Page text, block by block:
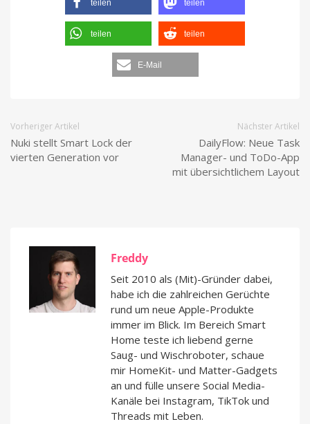
teilen teilen
teilen teilen
E-Mail
Vorheriger Artikel
Nuki stellt Smart Lock der
vierten Generation vor
Nächster Artikel
DailyFlow: Neue Task
Manager- und ToDo-App
mit übersichtlichem Layout
Freddy
Seit 2010 als (Mit)-Gründer dabei,
habe ich die zahlreichen Gerüchte
rund um neue Apple-Produkte
immer im Blick. Im Bereich Smart
Home teste ich liebend gerne
Saug- und Wischroboter, schaue
mir HomeKit- und Matter-Gadgets
an und fülle unsere Social Media-
Kanäle bei Instagram, TikTok und
Threads mit Leben.